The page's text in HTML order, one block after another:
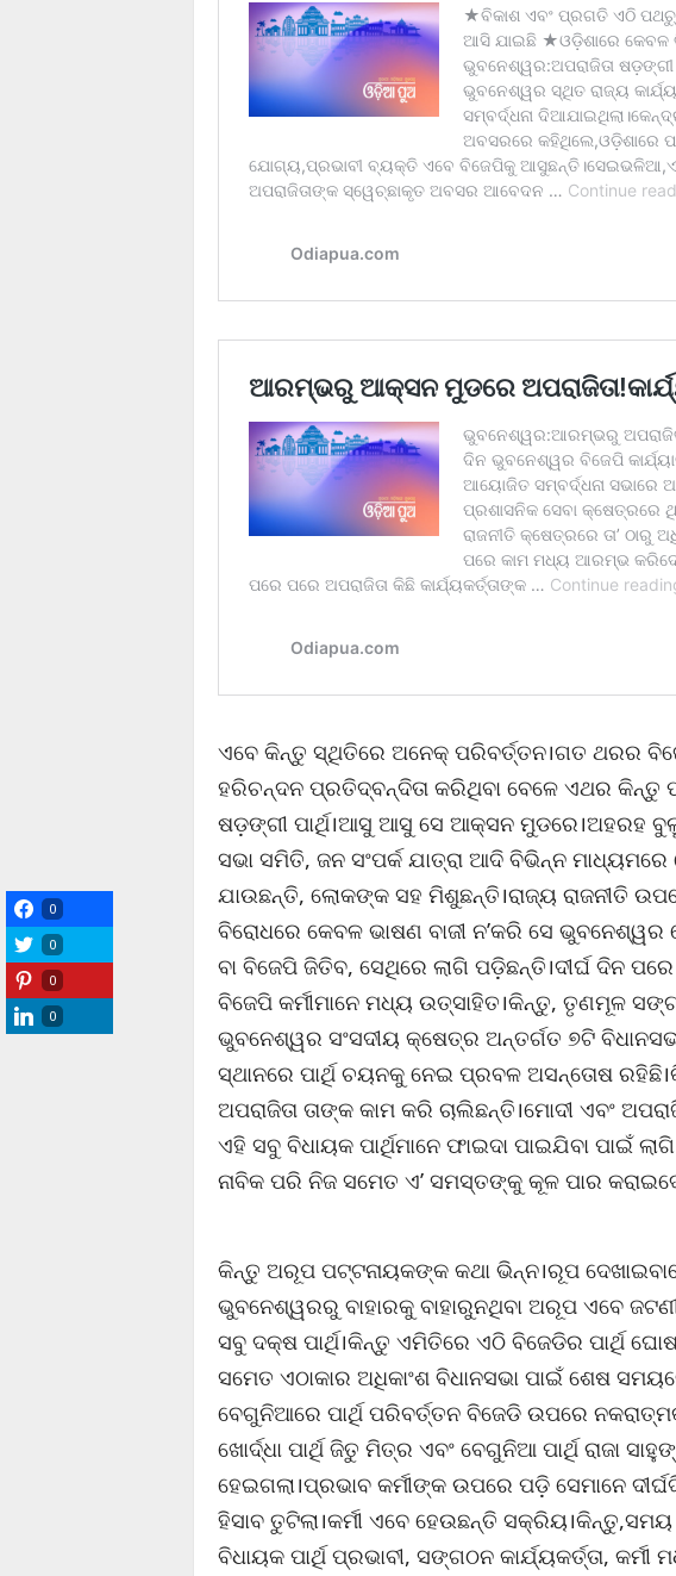
ଏବେ କିନ୍ତୁ ସ୍ଥିତିରେ ଅନେକ୍ ପରିବର୍ତ୍ତନ।ଗତ ଥରର
ହରିଚନ୍ଦନ ପ୍ରତିଦ୍ବନ୍ଦିତା କରିଥିବା ବେଳେ ଏଥର କିନ୍ତୁ
ଷଡ଼ଙ୍ଗୀ ପାର୍ଥି।ଆସୁ ଆସୁ ସେ ଆକ୍ସନ ମୁଡରେ।ଅହରହ
ସଭା ସମିତି, ଜନ ସଂପର୍କ ଯାତ୍ରା ଆଦି ବିଭିନ୍ନ
ଯାଉଛନ୍ତି, ଲୋକଙ୍କ ସହ ମିଶୁଛନ୍ତି।ରାଜ୍ୟ ରାଜନୀତି
ବିରୋଧରେ କେବଳ ଭାଷଣ ବାଜୀ ନ’କରି ସେ
ବା ବିଜେପି ଜିତିବ, ସେଥିରେ ଲାଗି ପଡ଼ିଛନ୍ତି।ଦୀର୍ଘ ଦିନ
ବିଜେପି କର୍ମୀମାନେ ମଧ୍ୟ ଉତ୍ସାହିତ।କିନ୍ତୁ, ତୃଣମୂଳ
ଭୁବନେଶ୍ୱର ସଂସଦୀୟ କ୍ଷେତ୍ର ଅନ୍ତର୍ଗତ ୭ଟି
ସ୍ଥାନରେ ପାର୍ଥି ଚୟନକୁ ନେଇ ପ୍ରବଳ ଅସନ୍ତୋଷ
ଅପରାଜିତା ତାଙ୍କ କାମ କରି ଚାଲିଛନ୍ତି।ମୋଦୀ ଏବଂ
ଏହି ସବୁ ବିଧାୟକ ପାର୍ଥିମାନେ ଫାଇଦା ପାଇଯିବା ପାଇଁ
ନାବିକ ପରି ନିଜ ସମେତ ଏ’ ସମସ୍ତଙ୍କୁ କୂଳ ପାର
କିନ୍ତୁ ଅରୂପ ପଟ୍ଟନାୟକଙ୍କ କଥା ଭିନ୍ନ।ରୂପ
ଭୁବନେଶ୍ୱରରୁ ବାହାରକୁ ବାହାରୁନଥିବା ଅରୂପ ଏବେ
ସବୁ ଦକ୍ଷ ପାର୍ଥି।କିନ୍ତୁ ଏମିତିରେ ଏଠି ବିଜେଡିର ପାର୍ଥି
ସମେତ ଏଠାକାର ଅଧିକାଂଶ ବିଧାନସଭା ପାଇଁ ଶେଷ
ବେଗୁନିଆରେ ପାର୍ଥି ପରିବର୍ତ୍ତନ ବିଜେଡି ଉପରେ
ଖୋର୍ଦ୍ଧା ପାର୍ଥି ଜିତୁ ମିତ୍ର ଏବଂ ବେଗୁନିଆ ପାର୍ଥି ରାଜା
ହେଇଗଲା।ପ୍ରଭାବ କର୍ମୀଙ୍କ ଉପରେ ପଡ଼ି ସେମାନେ
ହିସାବ ତୁଟିଲା।କର୍ମୀ ଏବେ ହେଉଛନ୍ତି
ବିଧାୟକ ପାର୍ଥି ପ୍ରଭାବୀ, ସଙ୍ଗଠନ କାର୍ଯ୍ୟକର୍ତ୍ତା,
0
0
0
0